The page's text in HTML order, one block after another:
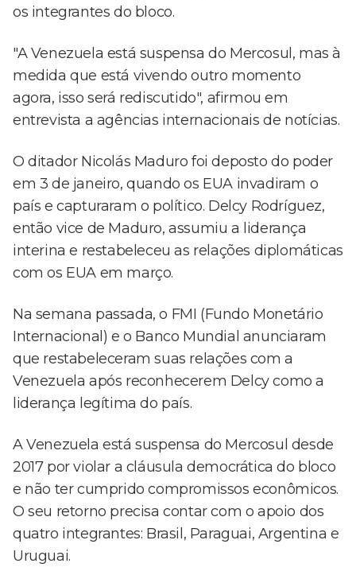
os integrantes do bloco.
"A Venezuela está suspensa do Mercosul, mas à
medida que está vivendo outro momento
agora, isso será rediscutido", afirmou em
entrevista a agências internacionais de notícias.
O ditador Nicolás Maduro foi deposto do poder
em 3 de janeiro, quando os EUA invadiram o
país e capturaram o político. Delcy Rodríguez,
então vice de Maduro, assumiu a liderança
interina e restabeleceu as relações diplomáticas
com os EUA em março.
Na semana passada, o FMI (Fundo Monetário
Internacional) e o Banco Mundial anunciaram
que restabeleceram suas relações com a
Venezuela após reconhecerem Delcy como a
liderança legítima do país.
A Venezuela está suspensa do Mercosul desde
2017 por violar a cláusula democrática do bloco
e não ter cumprido compromissos econômicos.
O seu retorno precisa contar com o apoio dos
quatro integrantes: Brasil, Paraguai, Argentina e
Uruguai.